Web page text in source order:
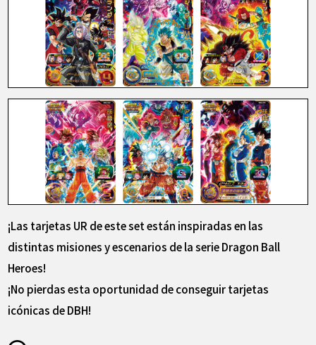
¡Las tarjetas UR de este set están inspiradas en las
distintas misiones y escenarios de la serie Dragon Ball
Heroes!
¡No pierdas esta oportunidad de conseguir tarjetas
icónicas de DBH!